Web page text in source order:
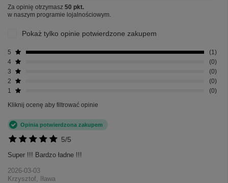
Za opinię otrzymasz 50 pkt.
w naszym programie lojalnościowym.
Pokaż tylko opinie potwierdzone zakupem
5
1
4
0
3
0
2
0
1
0
Kliknij ocenę aby filtrować opinie
5/5
Opinia potwierdzona zakupem
Super !!! Bardzo ładne !!!
2026-03-03
Krzysztof, Iława